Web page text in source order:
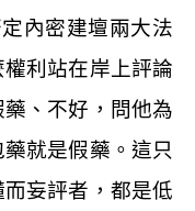
內密建壇兩大法
利站在岸上評論
、不好，問他為
就是假藥。這只
妄評者，都是低